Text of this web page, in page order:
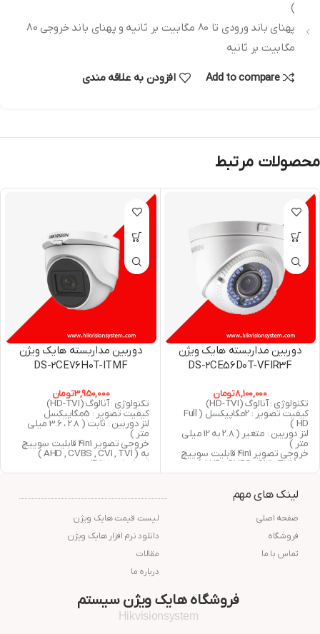
)
پهنای باند ورودی تا 80 مگابیت بر ثانیه و پهنای باند خروجی 80
مگابیت بر ثانیه
Add to compare افزودن به علاقه مندی
محصولات مرتبط
دوربین مداربسته هایک ویژن
DS-2CE56D0T-VFIR3F
8,100,000تومان
تکنولوژی : آنالوگ (HD-TVI)
کیفیت تصویر : 2مگاپیکسل ( Full
HD )
لنز دوربین : متغیر ( 2.8 به 12 میلی
متر )
خروجی تصویر 4in1 قابلیت سوییچ
به ( AHD , CVBS , CVI , TVI )
دید در شب : 40 متر مربع
گارانتی : 24 ماه شرکت پارس ارتباط
افزار
دوربین مداربسته هایک ویژن
DS-2CE76H0T-ITMF
3,950,000تومان
تکنولوژی : آنالوگ (HD-TVI)
کیفیت تصویر : 5مگاپیکسل
لنز دوربین : ثابت ( 2.8 ، 3.6 میلی
متر )
خروجی تصویر 4in1 قابلیت سوییچ
به ( AHD , CVBS , CVI , TVI )
استاندارد : IP67
دید در شب : 30 متر مربع
لینک های مهم
صفحه اصلی
فروشگاه
تماس با ما
لیست قیمت هایک ویژن
دانلود نرم افزار هایک ویژن
مقالات
درباره ما
فروشگاه هایک ویژن سیستم
Hikvisionsystem